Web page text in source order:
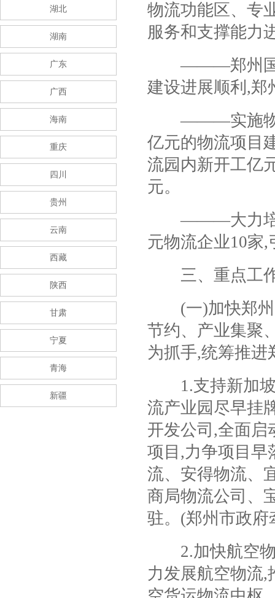
湖北
湖南
广东
广西
海南
重庆
四川
贵州
云南
西藏
陕西
甘肃
宁夏
青海
新疆
物流功能区、专
服务和支撑能力
―――郑州国际
建设进展顺利 ,郑
―――实施物
亿元的物流项目
流园内新开工亿
元。
―――大力培
元物流企业10家,
三、重点工
(一)加快郑
节约、产业集聚
为抓手,统筹推进
1.支持新加
流产业园尽早挂
开发公司 ,全面启
项目 ,力争项目早
流、安得物流、
商局物流公司、
驻。 (郑州市政府
2.加快航空
力发展航空物流,